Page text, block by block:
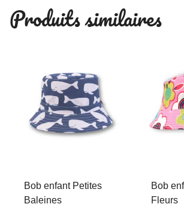
Produits similaires
Bob enfant Petites
Baleines
Bob
Fleurs